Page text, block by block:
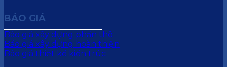
BÁO GIÁ
Báo giá xây dựng phần thô
Báo giá xây dựng hoàn thiện
Báo giá thiết kế kiến trúc